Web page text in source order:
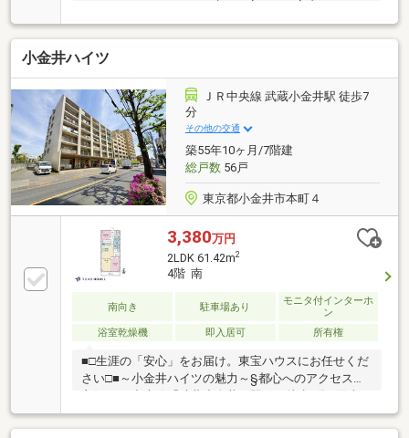
トロック対応で、日々の生活も安心です。■掲載写真
以外の写真も提供可能。お気軽にお声掛けください。
【３６５日 年中無休】見学予約システムに対象日付
が指定できない場合でも、原則即日ご対応可能です。
【住宅ローンに強い！】指定機関はなく、都市銀行を
はじめ各金融機関と取引可能！【グループ創業50年】
確かな実績と安心のアフターサポートでお客様ファー
ストを実現いたします。
小金井ハイツ
ＪＲ中央線 武蔵小金井駅 徒歩7
分
その他の交通
築55年10ヶ月/7階建
総戸数56戸
東京都小金井市本町４
3,380万円
2LDK 61.42m2
4階 南
南向き 駐車場あり
モニタ付インターホ
ン
浴室乾燥機
即入居可 所有権
■□生涯の「安心」をお届け。東宝ハウスにお任せくだ
さい□■～小金井ハイツの魅力～§都心へのアクセスが
り・通風良好な南向き2LDK§ウォークインクローゼッ
トを含む、豊富な収納付き§暮らしをサポートする、